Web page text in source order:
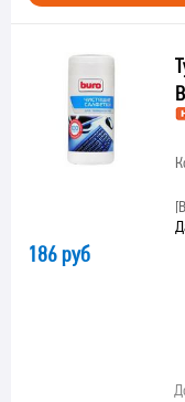
186 руб